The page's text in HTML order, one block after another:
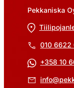
Pekkaniska
010 6622
+358 10